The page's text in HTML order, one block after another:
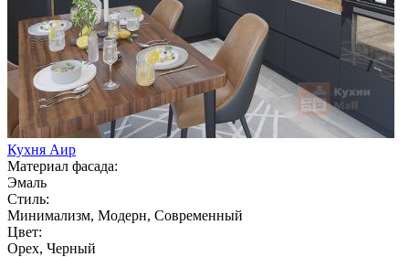
Кухня Аир
Материал фасада:
Эмаль
Стиль:
Минимализм, Модерн, Современный
Цвет:
Орех, Черный